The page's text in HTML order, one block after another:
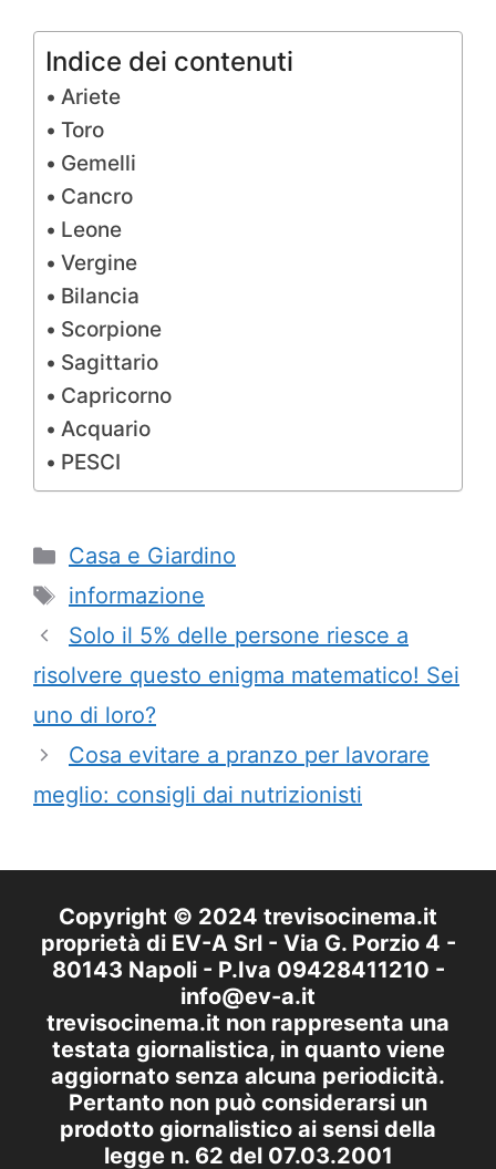
Indice dei contenuti
Ariete
Toro
Gemelli
Cancro
Leone
Vergine
Bilancia
Scorpione
Sagittario
Capricorno
Acquario
PESCI
Categorie
Casa e Giardino
Tag
informazione
Solo il 5% delle persone riesce a
risolvere questo enigma matematico! Sei
uno di loro?
Cosa evitare a pranzo per lavorare
meglio: consigli dai nutrizionisti
Copyright © 2024 trevisocinema.it
proprietà di EV-A Srl - Via G. Porzio 4 -
80143 Napoli - P.Iva 09428411210 -
info@ev-a.it
trevisocinema.it non rappresenta una
testata giornalistica, in quanto viene
aggiornato senza alcuna periodicità.
Pertanto non può considerarsi un
prodotto giornalistico ai sensi della
legge n. 62 del 07.03.2001